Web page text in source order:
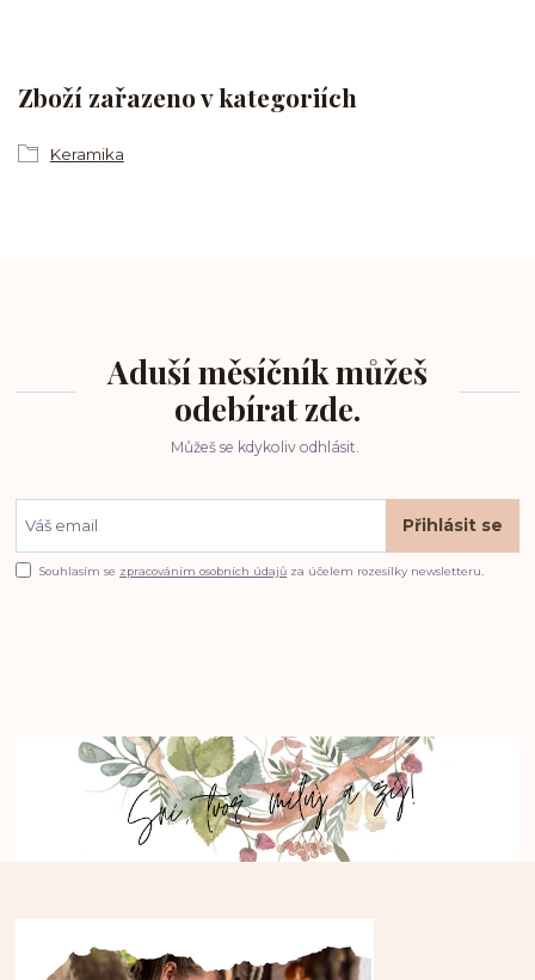
Zboží zařazeno v kategoriích
Keramika
Aduší měsíčník můžeš
odebírat zde.
Můžeš se kdykoliv odhlásit.
Přihlásit se
Souhlasím se zpracováním osobních údajů za účelem rozesílky newsletteru.